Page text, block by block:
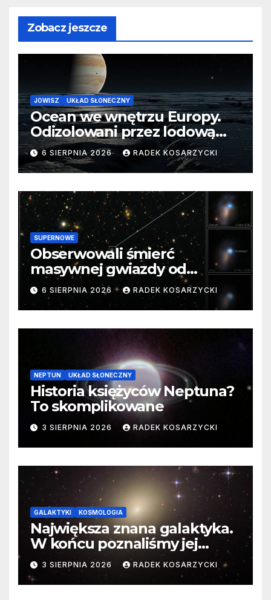
Zobacz jeszcze
JOWISZ UKŁAD SŁONECZNY
Ocean we wnętrzu Europy.
Odizolowani przez lodową
barierę
6 SIERPNIA 2026 RADEK KOSARZYCKI
SUPERNOWE
Obserwowali śmierć
masywnej gwiazdy od
samego początku. Niezwykle
cenne dane
6 SIERPNIA 2026 RADEK KOSARZYCKI
NEPTUN UKŁAD SŁONECZNY
Historia księżyców Neptuna?
To skomplikowane
3 SIERPNIA 2026 RADEK KOSARZYCKI
GALAKTYKI KOSMOLOGIA
Największa znana galaktyka.
W końcu poznaliśmy jej
faktyczne wymiary
3 SIERPNIA 2026 RADEK KOSARZYCKI